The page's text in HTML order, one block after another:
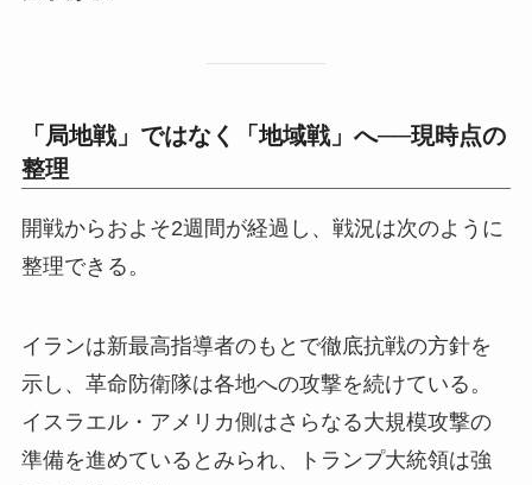
「局地戦」ではなく「地域戦」へ──現時点の
整理
開戦からおよそ2週間が経過し、戦況は次のように
整理できる。
イランは新最高指導者のもとで徹底抗戦の方針を
示し、革命防衛隊は各地への攻撃を続けている。
イスラエル・アメリカ側はさらなる大規模攻撃の
準備を進めているとみられ、トランプ大統領は強